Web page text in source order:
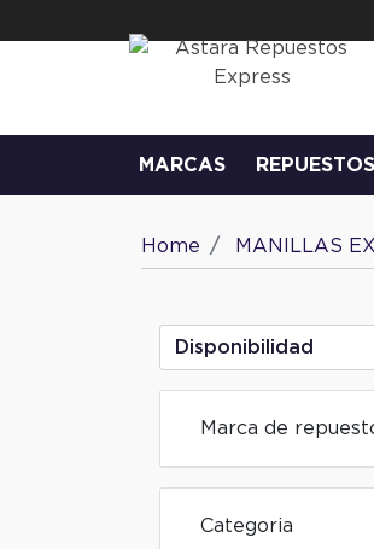
MARCAS REPUESTOS
Home MANILLAS
Marca de
Categoria